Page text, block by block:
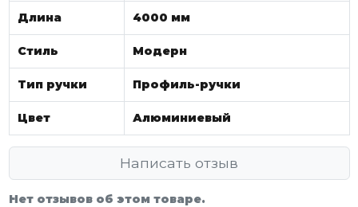
Длина 4000 мм
Стиль Модерн
Тип ручки Профиль-ручки
Цвет Алюминиевый
Написать отзыв
Нет отзывов об этом товаре.